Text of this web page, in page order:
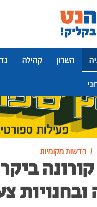
השרון קהילה
חדשות מקומיות
ובחנויות